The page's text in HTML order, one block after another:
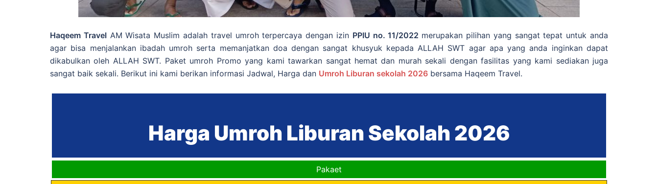
Haqeem TravelAM Wisata Muslim adalah travel umroh terpercaya dengan izin PPIU no. 11/2022 merupakan pilihan yang sangat tepat untuk anda
agar bisa menjalankan ibadah umroh serta memanjatkan doa dengan sangat khusyuk kepada ALLAH SWT agar apa yang anda inginkan dapat
dikabulkan oleh ALLAH SWT. Paket umroh Promo yang kami tawarkan sangat hemat dan murah sekali dengan fasilitas yang kami sediakan juga
sangat baik sekali. Berikut ini kami berikan informasi Jadwal, Harga dan Umroh Liburan sekolah 2026 bersama Haqeem Travel.
Harga Umroh Liburan Sekolah 2026
Pakaet